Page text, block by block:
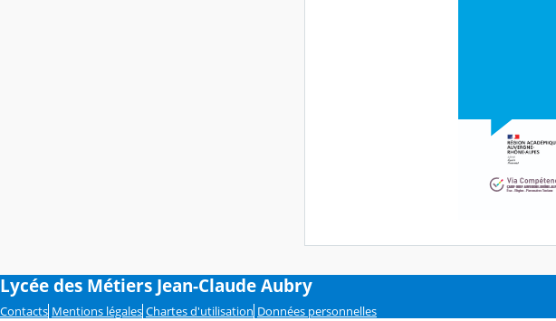
Lycée des Métiers Jean-Claude Aubry
Contacts Mentions légales Chartes d'utilisation Données personnelles